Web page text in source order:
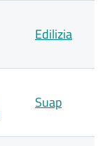
Edilizia
Suap